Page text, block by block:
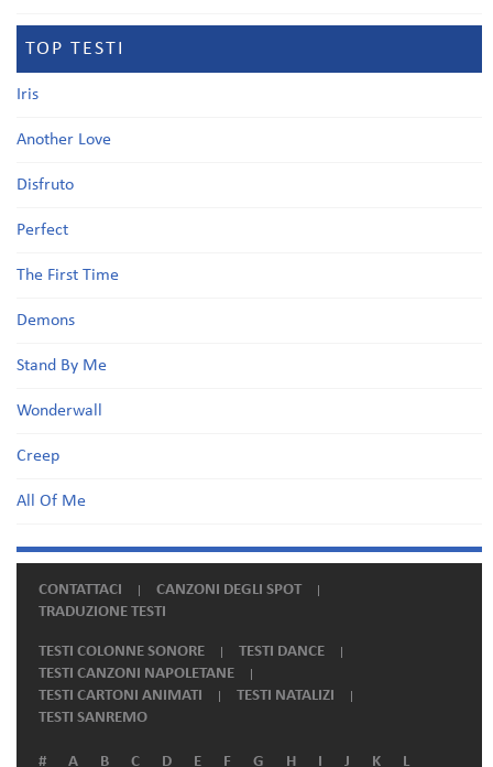
TOP TESTI
Iris
Another Love
Disfruto
Perfect
The First Time
Demons
Stand By Me
Wonderwall
Creep
All Of Me
CONTATTACI
CANZONI DEGLI SPOT
TRADUZIONE TESTI
TESTI COLONNE SONORE
TESTI DANCE
TESTI CANZONI NAPOLETANE
TESTI CARTONI ANIMATI
TESTI NATALIZI
TESTI SANREMO
# A B C D E F G H I J K L